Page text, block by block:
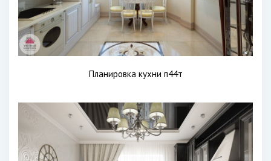
Планировка кухни п44т